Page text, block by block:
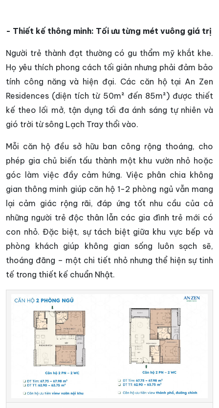
- Thiết kế thông minh: Tối ưu từng mét vuông giá trị
Người trẻ thành đạt thường có gu thẩm mỹ khắt khe.
Họ yêu thích phong cách tối giản nhưng phải đảm bảo
tính công năng và hiện đại. Các căn hộ tại An Zen
Residences (diện tích từ 50m² đến 85m²) được thiết
kế theo lối mở, tận dụng tối đa ánh sáng tự nhiên và
gió trời từ sông Lạch Tray thổi vào.
Mỗi căn hộ đều sở hữu ban công rộng thoáng, cho
phép gia chủ biến tấu thành một khu vườn nhỏ hoặc
góc làm việc đầy cảm hứng. Việc phân chia không
gian thông minh giúp căn hộ 1-2 phòng ngủ vẫn mang
lại cảm giác rộng rãi, đáp ứng tốt nhu cầu của cả
những người trẻ độc thân lẫn các gia đình trẻ mới có
con nhỏ. Đặc biệt, sự tách biệt giữa khu vực bếp và
phòng khách giúp không gian sống luôn sạch sẽ,
thoáng đãng – một chi tiết nhỏ nhưng thể hiện sự tinh
tế trong thiết kế chuẩn Nhật.